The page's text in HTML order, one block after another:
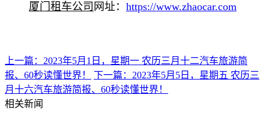
厦门租车公司 网址： https://www.zhaocar.com
上一篇：2023年5月1日，星期一 农历三月十二汽车旅游简
报、60秒读懂世界！
下一篇：2023年5月5日，星期五 农历三
月十六汽车旅游简报、60秒读懂世界！
相关新闻